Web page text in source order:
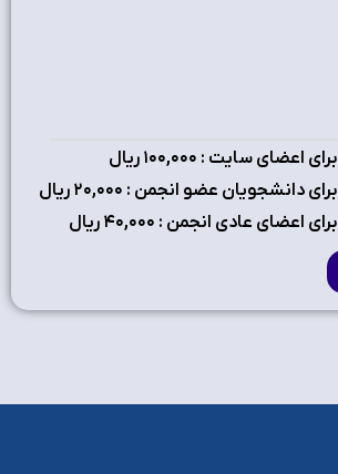
برای اعضای سایت : ۱٠٠,٠٠٠ ریال
برای دانشجویان عضو انجمن : ۲٠,٠٠٠ ریال
برای اعضای عادی انجمن : ۴٠,٠٠٠ ریال